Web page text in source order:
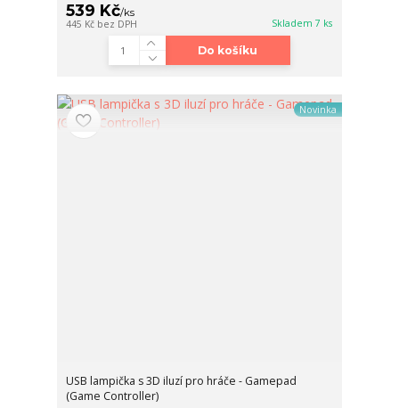
539 Kč/ks
445 Kč bez DPH Skladem 7 ks
Do košíku
Novinka
USB lampička s 3D iluzí pro hráče - Gamepad
(Game Controller)